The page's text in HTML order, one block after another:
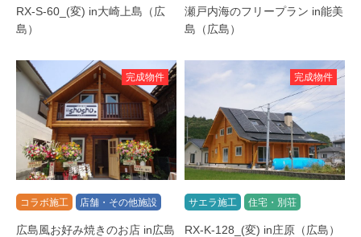
RX-S-60_(変) in大崎上島（広
島）
瀬戸内海のフリープラン in能美
島（広島）
完成物件
コラボ施工 店舗・その他施設
広島風お好み焼きのお店 in広島
完成物件
サエラ施工 住宅・別荘
RX-K-128_(変) in庄原（広島）